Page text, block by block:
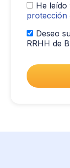
He leído
protección
Deseo
RRHH de